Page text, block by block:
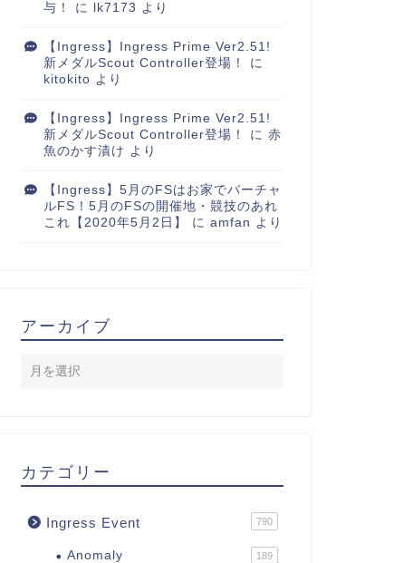
与！
に lk7173 より
【Ingress】Ingress Prime Ver2.51!
新メダルScout Controller登場！
に
kitokito より
【Ingress】Ingress Prime Ver2.51!
新メダルScout Controller登場！
に 赤
魚のかす漬け より
【Ingress】5月のFSはお家でバーチャ
ルFS！5月のFSの開催地・競技のあれ
これ【2020年5月2日】
に amfan より
アーカイブ
カテゴリー
Ingress Event 790
Anomaly 189